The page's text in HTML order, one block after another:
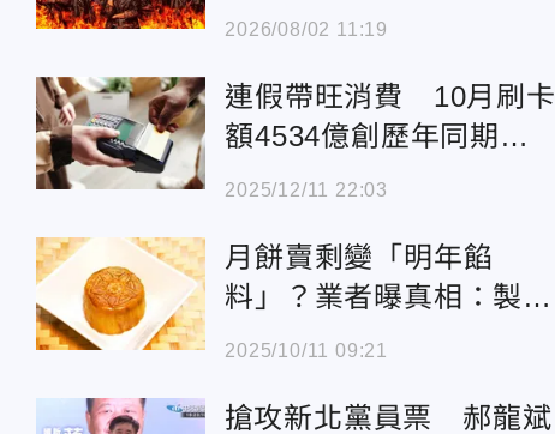
場加碼Talk企劃
2026/08/02 11:19
連假帶旺消費 10月刷卡
額4534億創歷年同期新
高
2025/12/11 22:03
月餅賣剩變「明年餡
料」？業者曝真相：製成
動物飼料
2025/10/11 09:21
搶攻新北黨員票 郝龍斌